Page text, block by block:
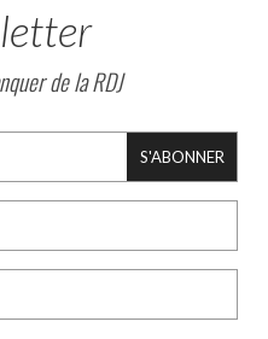
de la RDJ
S'ABONNER